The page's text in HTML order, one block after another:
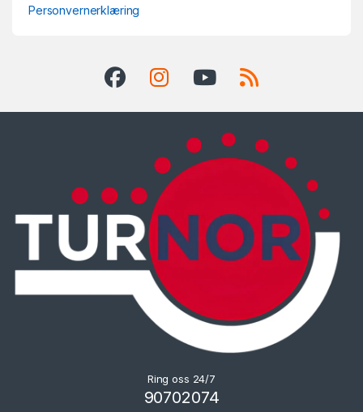
Personvernerklæring
Ring oss 24/7
90702074